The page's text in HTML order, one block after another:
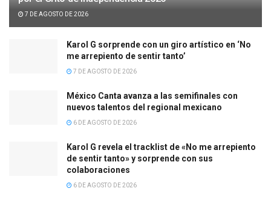
7 DE AGOSTO DE 2026
Karol G sorprende con un giro artístico en ‘No
me arrepiento de sentir tanto’
7 DE AGOSTO DE 2026
México Canta avanza a las semifinales con
nuevos talentos del regional mexicano
6 DE AGOSTO DE 2026
Karol G revela el tracklist de «No me arrepiento
de sentir tanto» y sorprende con sus
colaboraciones
6 DE AGOSTO DE 2026